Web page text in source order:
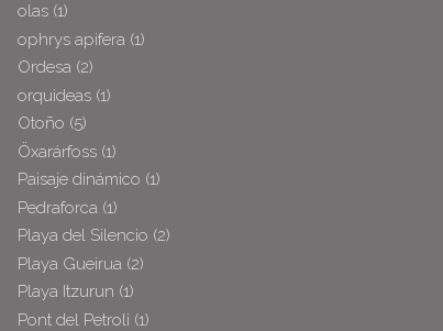
olas (1)
ophrys apifera (1)
Ordesa (2)
orquideas (1)
Otoño (5)
Öxarárfoss (1)
Paisaje dinámico (1)
Pedraforca (1)
Playa del Silencio (2)
Playa Gueirua (2)
Playa Itzurun (1)
Pont del Petroli (1)